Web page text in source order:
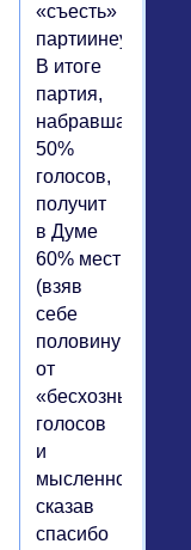
«съесть»
В итоге
партия,
набравшая
50%
голосов,
получит
в Думе
60% мест
(взяв
себе
половину
от
«бесхозных»
голосов
и
мысленно
сказав
спасибо